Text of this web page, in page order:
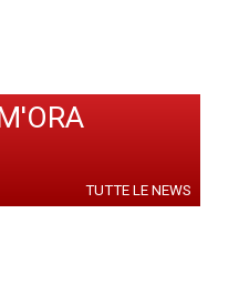
TUTTE LE NEWS